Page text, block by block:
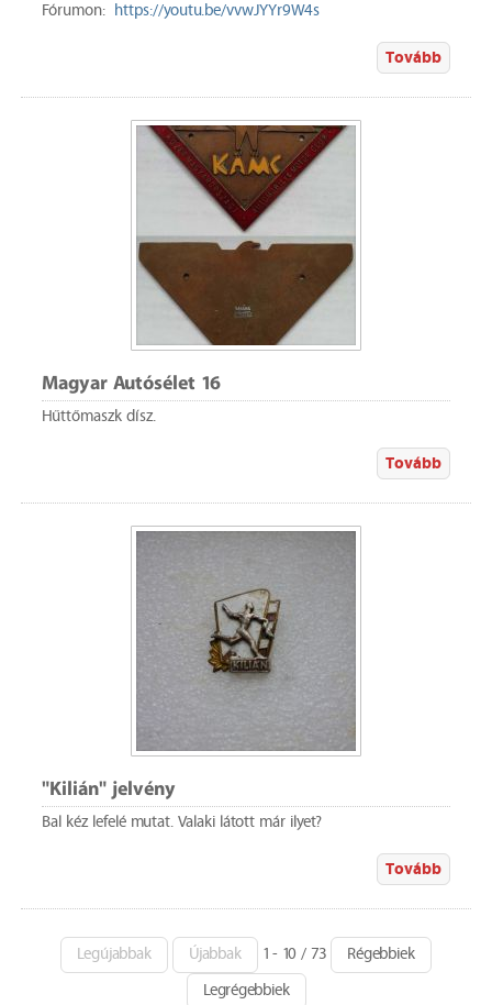
Fórumon:
https://youtu.be/vvwJYYr9W4s
Tovább
Magyar Autósélet 16
Hűttőmaszk dísz.
Tovább
"Kilián" jelvény
Bal kéz lefelé mutat. Valaki látott már ilyet?
Tovább
Legújabbak Újabbak 1 - 10 / 73 Régebbiek
Legrégebbiek